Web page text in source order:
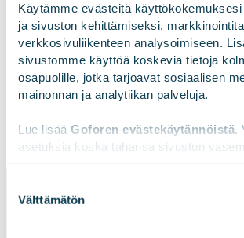
Käytämme evästeitä
ja sivuston kehittämiseksi,
verkkosivuliikenteen analysoimiseen.
sivustomme käyttöä koskevia tietoja
osapuolille, jotka tarjoavat sosiaalisen
mainonnan ja analytiikan palveluja.
Lue lisää Goforen evästekäytännöistä.
asetuksia koska tahansa sivuston
valinta
Välttämätön
mutta ennen kaikkea ne
kykynsä kehittää kompleksisia
ainutlaatuisia ratkaisuja ja pysyä alansa
teknologiajohtajana. Simulaattoreista
koneiden käyttäjien kouluttamisessa